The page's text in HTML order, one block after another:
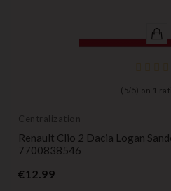
( 5/ 5) on 1
Centralization
Renault Clio 2 Dacia Logan
7700838546
€12.99Price